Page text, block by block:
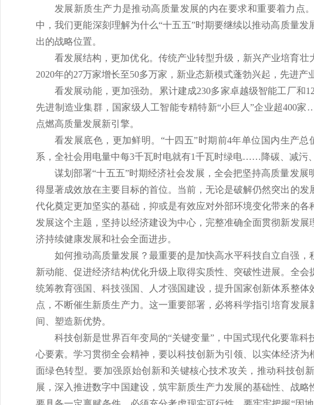
发展新质生产力是推动高质量发展的内在要求和重要着力点
中，我们更能深刻理解为什么“十五五”时期要继续以推动高质量
出的战略位置。
看发展结构，更加优化。传统产业转型升级，新兴产业培育
2020年的27万家增长至50多万家，新业态新模式蓬勃兴起，先进产
看发展动能，更加强劲。累计建成230多家卓越级智能工厂和
先进制造业集群，国家级人工智能专精特新“小巨人”企业超400
点燃高质量发展新引擎。
看发展底色，更加鲜明。“十四五”时期前4年单位国内生产
系，全社会用电量中每3千瓦时电就有1千瓦时绿电……降碳、减污
谋划部署“十五五”时期经济社会发展，全会把坚持高质量发
得显著成效放在主要目标的首位。当前，无论是破解仍然突出的
代化奠定更加坚实的基础，抑或是有效应对外部环境变化带来的
发展这个主题，坚持以经济建设为中心，完整准确全面贯彻新发
济持续健康发展和社会全面进步。
如何推动高质量发展？最重要的是加快高水平科技自立自强
新动能、促进经济结构优化升级上取得实质性、突破性进展。全会
统筹教育强国、科技强国、人才强国建设，提升国家创新体系整
点，不断催生新质生产力。这一重要部署，必将科学指引培育发
间、塑造新优势。
科技创新是世界百年变局的“关键变量”，中国式现代化要靠
心要素。学习贯彻全会精神，要以科技创新为引领、以实体经济
面绿色转型。要加强原始创新和关键核心技术攻关，推动科技创
展，深入推进数字中国建设，筑牢新质生产力发展的基础性、战